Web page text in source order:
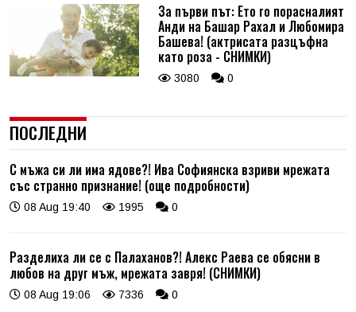
За първи път: Ето го порасналият
Анди на Башар Рахал и Любомира
Башева! (актрисата разцъфна
като роза - СНИМКИ)
3080 0
ПОСЛЕДНИ
С мъжа си ли има ядове?! Ива Софиянска взриви мрежата
със странно признание! (още подробности)
08 Aug 19:40 1995 0
Разделиха ли се с Палаханов?! Алекс Раева се обясни в
любов на друг мъж, мрежата завря! (СНИМКИ)
08 Aug 19:06 7336 0